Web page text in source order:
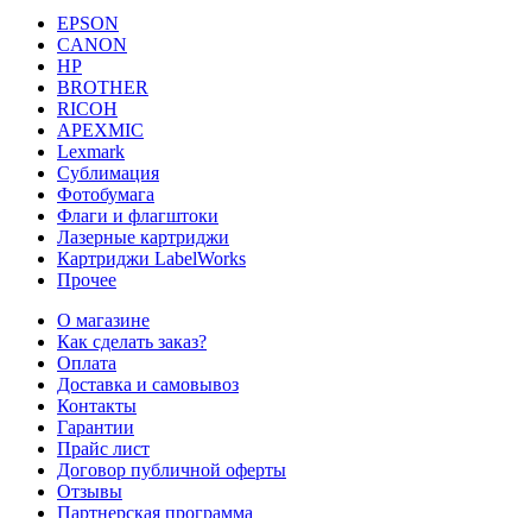
EPSON
CANON
HP
BROTHER
RICOH
APEXMIC
Lexmark
Сублимация
Фотобумага
Флаги и флагштоки
Лазерные картриджи
Картриджи LabelWorks
Прочее
О магазине
Как сделать заказ?
Оплата
Доставка и самовывоз
Контакты
Гарантии
Прайс лист
Договор публичной оферты
Отзывы
Партнерская программа